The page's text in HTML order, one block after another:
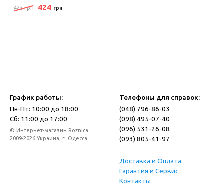
425 грн 424 грн
График работы:
Пн-Пт: 10:00 до 18:00
Сб: 11:00 до 17:00
© Интернет-магазин Roznica
2009-2026 Украина, г. Одесса
Телефоны для справок:
(048) 796-86-03
(098) 495-07-40
(096) 531-26-08
(093) 805-41-97
Доставка и Оплата
Гарантия и Сервис
Контакты